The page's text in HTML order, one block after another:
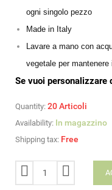
ogni singolo pezzo
Made in Italy
Lavare a mano con
vegetale per
Se vuoi personalizzare
Quantity: 20Articoli
Availability: In magazzino
Shipping tax: Free